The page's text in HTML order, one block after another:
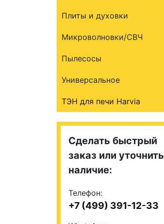
Плиты и духовки
Микроволновки/СВЧ
Пылесосы
Универсальное
ТЭН для печи Harvia
Сделать быстрый
заказ или уточнить
наличие:
Телефон:
+7 (499) 391-12-33